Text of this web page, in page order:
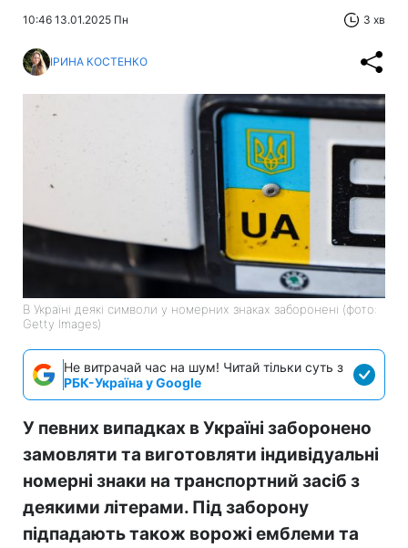
10:46 13.01.2025 Пн 3 хв
ІРИНА КОСТЕНКО
В Україні деякі символи у номерних знаках заборонені (фото:
Getty Images)
Не витрачай час на шум! Читай тільки суть з
РБК-Україна у Google
У певних випадках в Україні заборонено
замовляти та виготовляти індивідуальні
номерні знаки на транспортний засіб з
деякими літерами. Під заборону
підпадають також ворожі емблеми та